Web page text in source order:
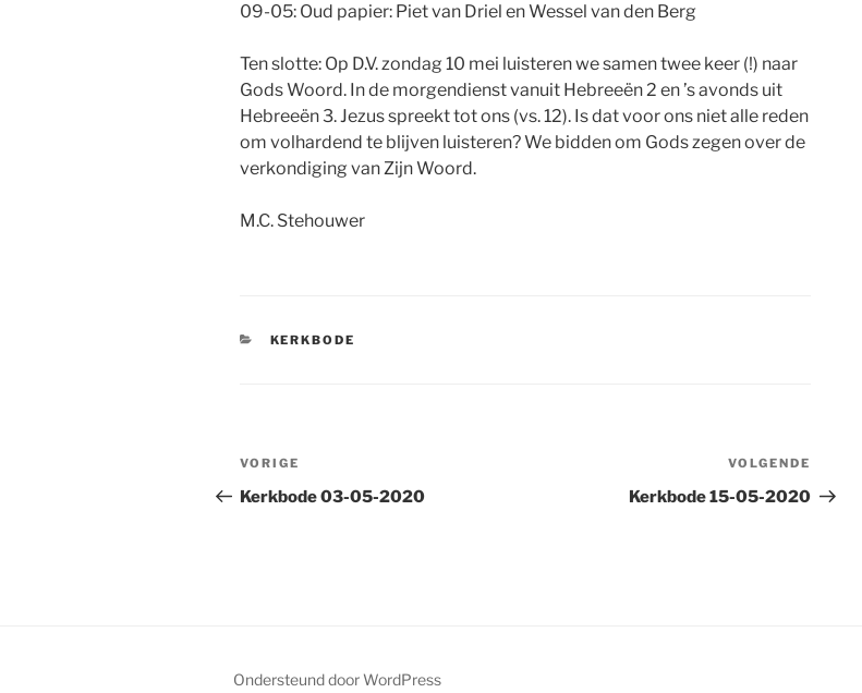
09-05: Oud papier: Piet van Driel en Wessel van den Berg
Ten slotte: Op D.V. zondag 10 mei luisteren we samen twee keer (!) naar
Gods Woord. In de morgendienst vanuit Hebreeën 2 en ’s avonds uit
Hebreeën 3. Jezus spreekt tot ons (vs. 12). Is dat voor ons niet alle reden
om volhardend te blijven luisteren? We bidden om Gods zegen over de
verkondiging van Zijn Woord.
M.C. Stehouwer
CATEGORIEËN
KERKBODE
Bericht
navigatie
Vorig
bericht
VORIGE
Kerkbode 03-05-2020
bericht
VOLGENDE
Kerkbode 15-05-2020
Ondersteund door WordPress